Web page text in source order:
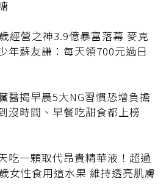
經營之神3.9億暴富落幕 麥克
年蘇友謙：每天領700元過日
醫揭早晨5大NG習慣恐增負擔
沒時間、早餐吃甜食都上榜
吃一顆取代昂貴精華液！超過
女性食用這水果 維持透亮肌膚